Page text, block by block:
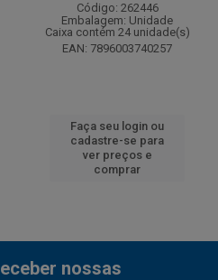
Código: 262446
Embalagem: Unidade
Caixa contém 24 unidade(s)
EAN: 7896003740257
Faça seu login ou
cadastre-se para
ver preços e
comprar
nossas